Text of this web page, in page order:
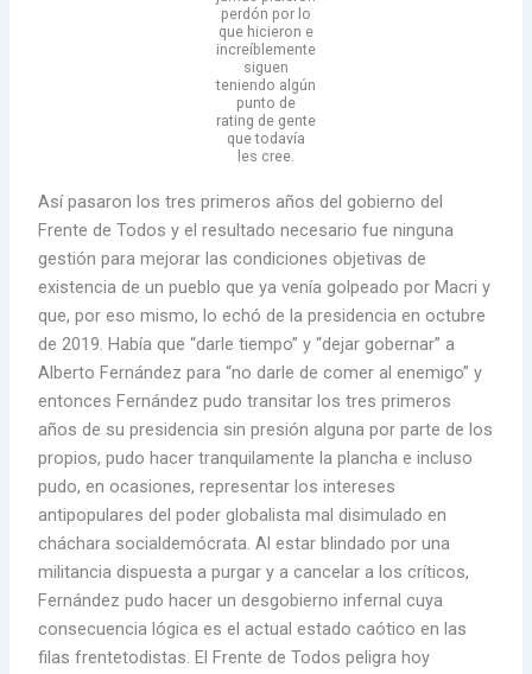
perdón por lo
que hicieron e
increíblemente
siguen
teniendo algún
punto de
rating de gente
que todavía
les cree.
Así pasaron los tres primeros años del gobierno del
Frente de Todos y el resultado necesario fue ninguna
gestión para mejorar las condiciones objetivas de
existencia de un pueblo que ya venía golpeado por Macri y
que, por eso mismo, lo echó de la presidencia en octubre
de 2019. Había que “darle tiempo” y “dejar gobernar” a
Alberto Fernández para “no darle de comer al enemigo” y
entonces Fernández pudo transitar los tres primeros
años de su presidencia sin presión alguna por parte de los
propios, pudo hacer tranquilamente la plancha e incluso
pudo, en ocasiones, representar los intereses
antipopulares del poder globalista mal disimulado en
cháchara socialdemócrata. Al estar blindado por una
militancia dispuesta a purgar y a cancelar a los críticos,
Fernández pudo hacer un desgobierno infernal cuya
consecuencia lógica es el actual estado caótico en las
filas frentetodistas. El Frente de Todos peligra hoy